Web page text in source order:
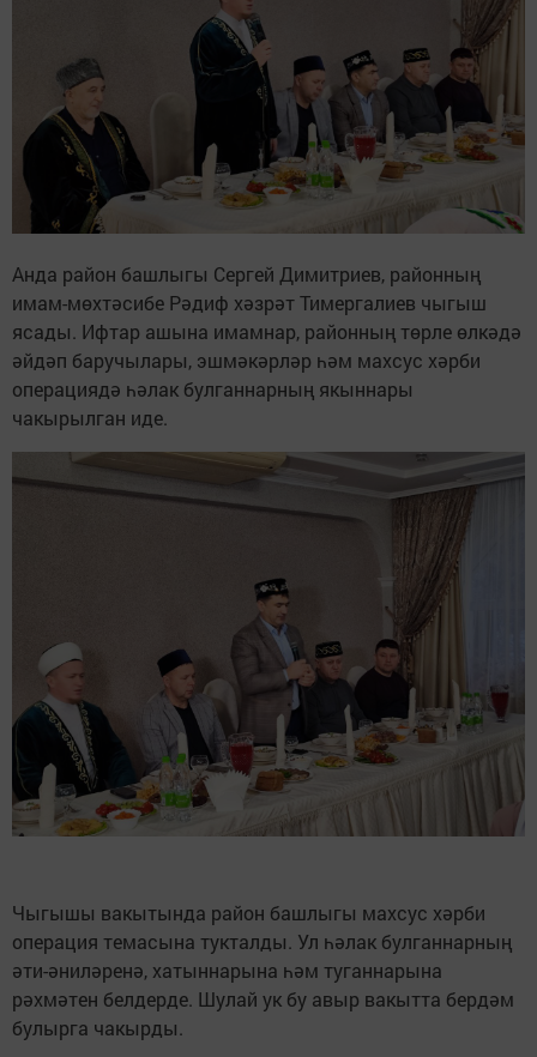
Анда район башлыгы Сергей Димитриев, районның
имам-мөхтәсибе Рәдиф хәзрәт Тимергалиев чыгыш
ясады. Ифтар ашына имамнар, районның төрле өлкәдә
әйдәп баручылары, эшмәкәрләр һәм махсус хәрби
операциядә һәлак булганнарның якыннары
чакырылган иде.
Чыгышы вакытында район башлыгы махсус хәрби
операция темасына тукталды. Ул һәлак булганнарның
әти-әниләренә, хатыннарына һәм туганнарына
рәхмәтен белдерде. Шулай ук бу авыр вакытта бердәм
булырга чакырды.